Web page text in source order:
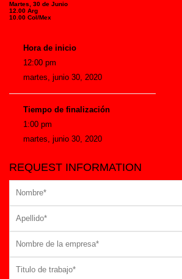
Martes, 30 de Junio
12.00 Arg
10.00 Col/Mex
Hora de inicio
12:00 pm
martes, junio 30, 2020
Tiempo de finalización
1:00 pm
martes, junio 30, 2020
REQUEST INFORMATION